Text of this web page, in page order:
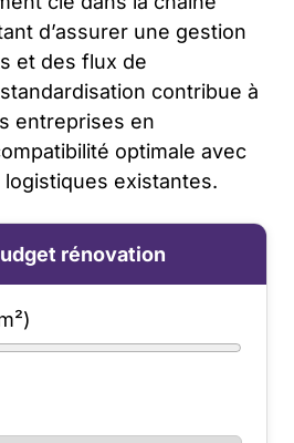
d’assurer une gestion
et des flux de
contribue à
entreprises en
optimale avec
existantes.
rénovation